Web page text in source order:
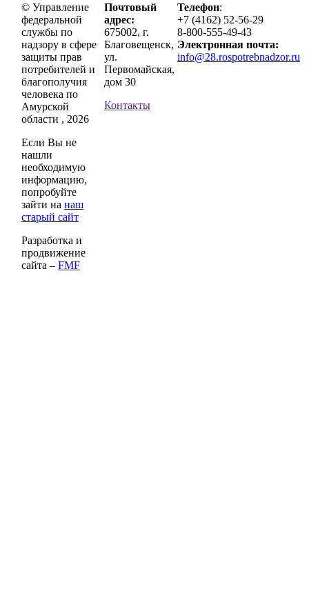
© Управление
федеральной
службы по
надзору в сфере
защиты прав
потребителей и
благополучия
человека по
Амурской
области , 2026
Если Вы не
нашли
необходимую
информацию,
попробуйте
зайти на наш
старый сайт
Разработка и
продвижение
сайта – FMF
Почтовый
адрес:
675002, г.
Благовещенск,
ул.
Первомайская,
дом 30
Контакты
Телефон:
+7 (4162) 52-56-29
8-800-555-49-43
Электронная почта:
info@28.rospotrebnadzor.ru